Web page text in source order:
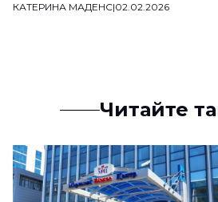
КАТЕРИНА МАДЕНС|02.02.2026
Читайте